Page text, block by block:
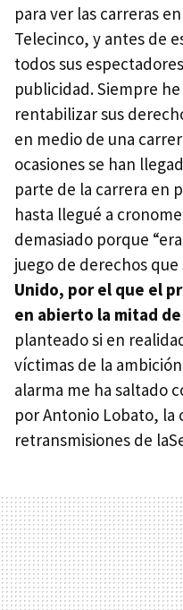
para ver las carreras
Telecinco, y antes de
todos sus
publicidad. Siempre
rentabilizar sus
en medio de una
ocasiones se han
parte de la carrera en
hasta llegué a
demasiado porque
juego de derechos
Unido, por el que el
en abierto la mitad
planteado si en
víctimas de la
alarma me ha saltado
por Antonio Lobato, la
retransmisiones de